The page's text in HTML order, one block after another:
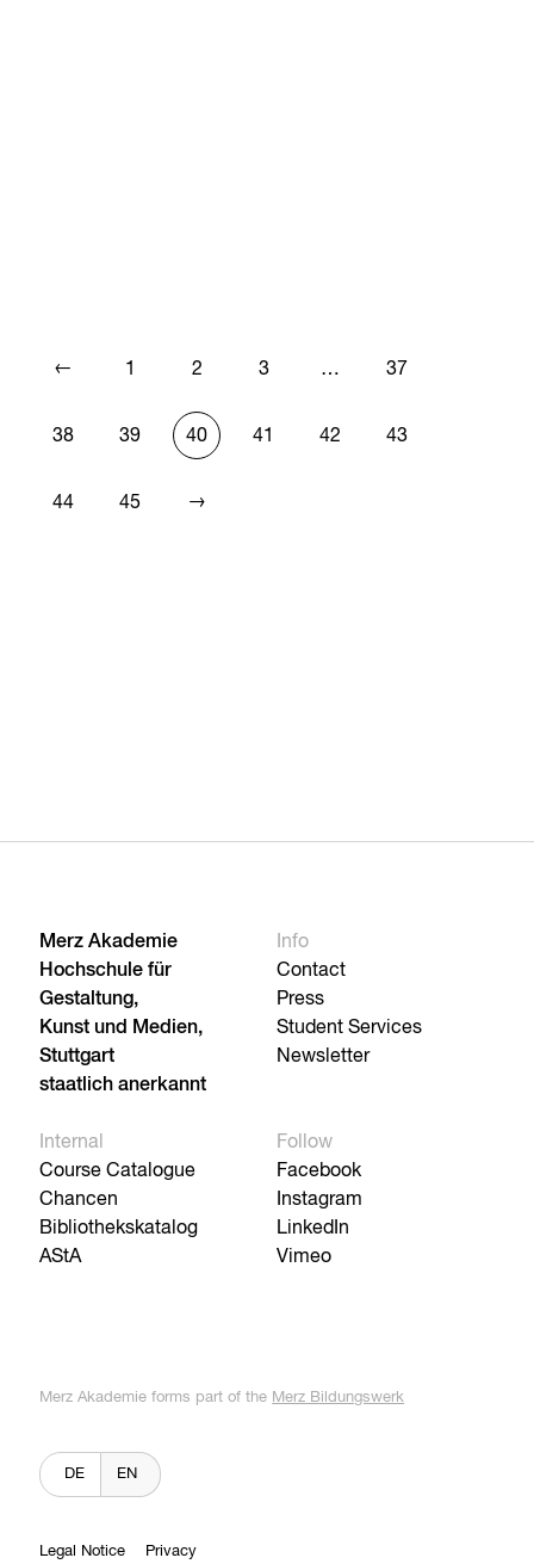
← 1 2 3 … 37
38 39 40 41 42 43
44 45 →
Merz Akademie
Hochschule für
Gestaltung,
Kunst und Medien,
Stuttgart
staatlich anerkannt
Info
Contact
Press
Student Services
Newsletter
Internal
Course Catalogue
Chancen
Bibliothekskatalog
AStA
Follow
Facebook
Instagram
LinkedIn
Vimeo
Merz Akademie forms part of the Merz Bildungswerk
DE EN
Legal Notice Privacy